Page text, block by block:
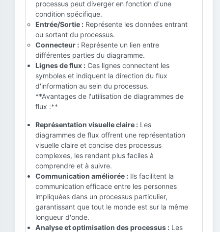
processus peut diverger en fonction d'une
condition spécifique.
Entrée/Sortie : Représente les données entrant
ou sortant du processus.
Connecteur : Représente un lien entre
différentes parties du diagramme.
Lignes de flux : Ces lignes connectent les
symboles et indiquent la direction du flux
d'information au sein du processus.
**Avantages de l'utilisation de diagrammes de
flux :**
Représentation visuelle claire : Les
diagrammes de flux offrent une représentation
visuelle claire et concise des processus
complexes, les rendant plus faciles à
comprendre et à suivre.
Communication améliorée : Ils facilitent la
communication efficace entre les personnes
impliquées dans un processus particulier,
garantissant que tout le monde est sur la même
longueur d'onde.
Analyse et optimisation des processus : Les